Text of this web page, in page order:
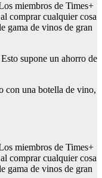
miembros de Times+
comprar cualquier cosa
gama de vinos de gran
supone un ahorro de
con una botella de vino,
miembros de Times+
comprar cualquier cosa
gama de vinos de gran